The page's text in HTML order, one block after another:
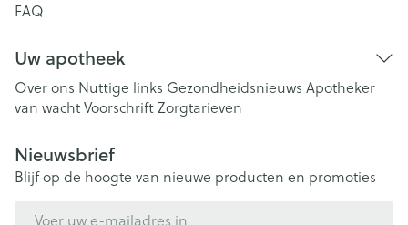
FAQ
Uw apotheek
Over ons Nuttige links Gezondheidsnieuws Apotheker
van wachtVoorschriftZorgtarieven
Nieuwsbrief
Blijf op de hoogte van nieuwe producten en promoties